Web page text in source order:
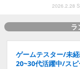
2026.2.28
ラ
ゲームテスター/未
20~30代活躍中/スピ